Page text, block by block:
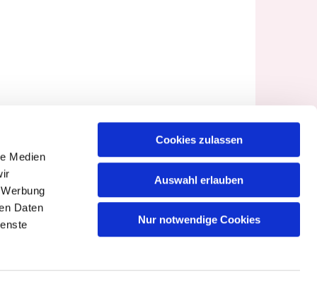
Medien
Daten
Cookies zulassen
Auswahl erlauben
Nur notwendige Cookies